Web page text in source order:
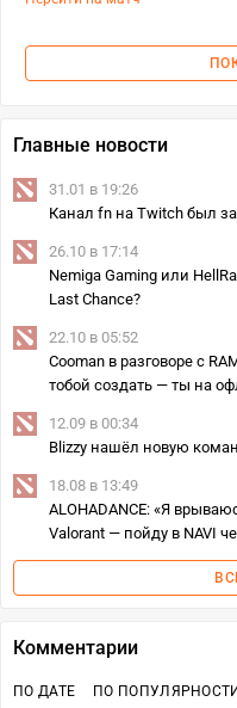
Главные новости
31.01 в 19:26
Канал fn на Twitch был
26.10 в 17:14
Nemiga Gaming или
Last Chance?
22.10 в 05:52
Cooman в разговоре с
тобой создать — ты на
12.09 в 00:34
Blizzy нашёл новую
18.08 в 13:49
ALOHADANCE: «Я
Valorant — пойду в NAVI
Комментарии
ПО ДАТЕ ПО ПОПУЛЯРНОСТИ